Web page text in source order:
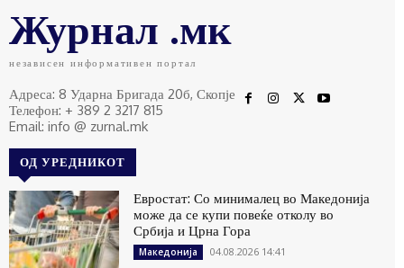
Журнал .мк
независен информативен портал
Адреса: 8 Ударна Бригада 20б, Скопје
Телефон: + 389 2 3217 815
Email: info @ zurnal.mk
ОД УРЕДНИКОТ
Евростат: Со минималец во Македонија
може да се купи повеќе отколу во
Србија и Црна Гора
Македонија 04.08.2026 14:41